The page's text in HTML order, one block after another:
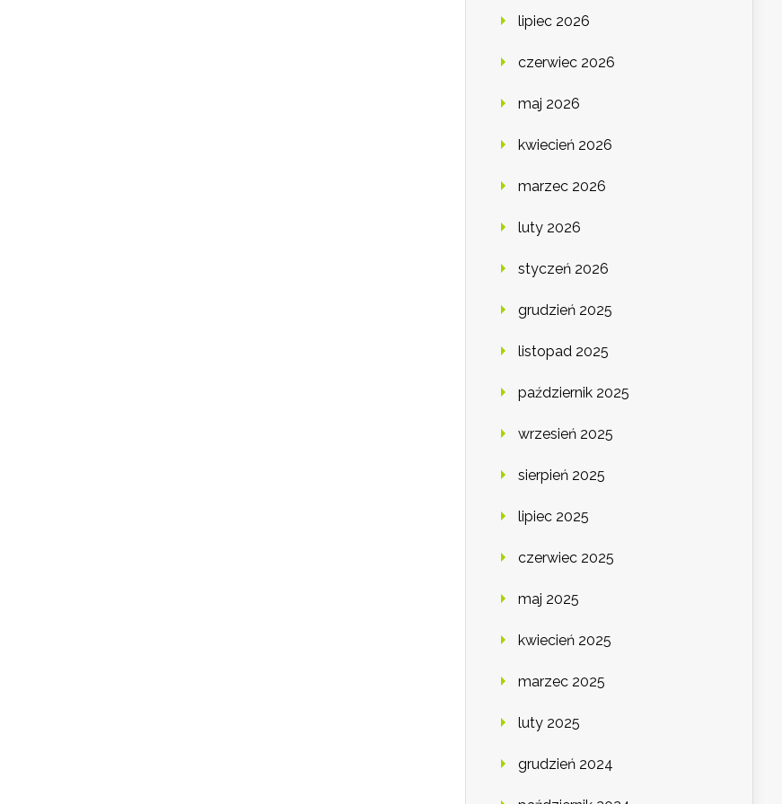
lipiec 2026
czerwiec 2026
maj 2026
kwiecień 2026
marzec 2026
luty 2026
styczeń 2026
grudzień 2025
listopad 2025
październik 2025
wrzesień 2025
sierpień 2025
lipiec 2025
czerwiec 2025
maj 2025
kwiecień 2025
marzec 2025
luty 2025
grudzień 2024